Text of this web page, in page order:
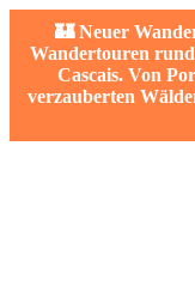
🏰 Neuer
Wandertouren
Cascais. Von
verzauberten